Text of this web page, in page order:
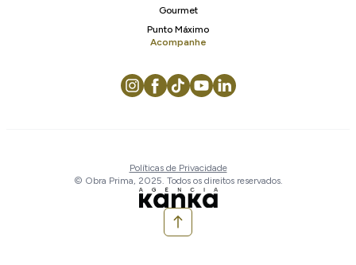
Gourmet
Punto Máximo
Acompanhe
Políticas de Privacidade
© Obra Prima, 2025. Todos os direitos reservados.